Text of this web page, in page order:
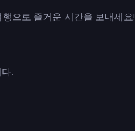
으로 즐거운 시간을 보내세요!
.